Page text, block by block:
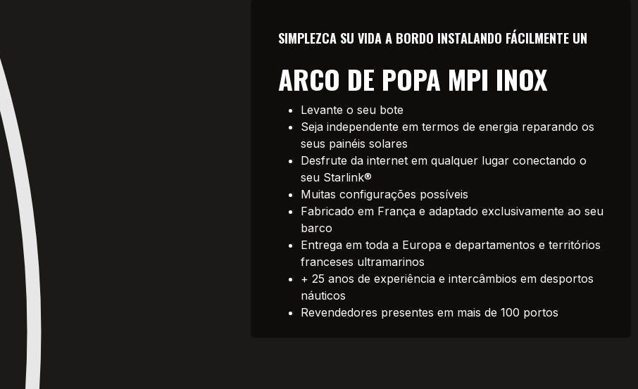
SIMPLEZCA SU VIDA A BORDO INSTALANDO FÁCILMENTE UN
ARCO DE POPA MPI INOX
Levante o seu bote
Seja independente em termos de energia reparando os
seus painéis solares
Desfrute da internet em qualquer lugar conectando o
seu Starlink®
Muitas configurações possíveis
Fabricado em França e adaptado exclusivamente ao seu
barco
Entrega em toda a Europa e departamentos e territórios
franceses ultramarinos
+ 25 anos de experiência e intercâmbios em desportos
náuticos
Revendedores presentes em mais de 100 portos